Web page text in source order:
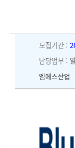
모집기간 :
담당업무 :
엠에스산업